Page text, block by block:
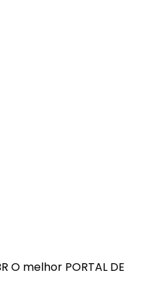
O melhor PORTAL DE